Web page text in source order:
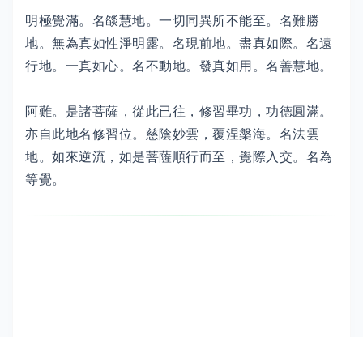
明極覺滿。名燄慧地。一切同異所不能至。名難勝
地。無為真如性淨明露。名現前地。盡真如際。名遠
行地。一真如心。名不動地。發真如用。名善慧地。
阿難。是諸菩薩，從此已往，修習畢功，功德圓滿。
亦自此地名修習位。慈陰妙雲，覆涅槃海。名法雲
地。如來逆流，如是菩薩順行而至，覺際入交。名為
等覺。